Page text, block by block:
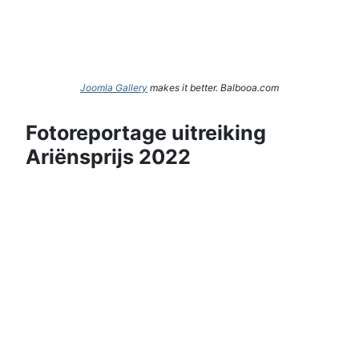
Joomla Gallery makes it better. Balbooa.com
Fotoreportage uitreiking
Ariënsprijs 2022